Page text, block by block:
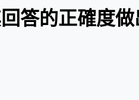
答的正確度